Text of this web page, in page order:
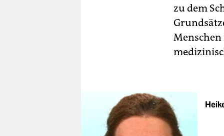
zu dem
Menschen